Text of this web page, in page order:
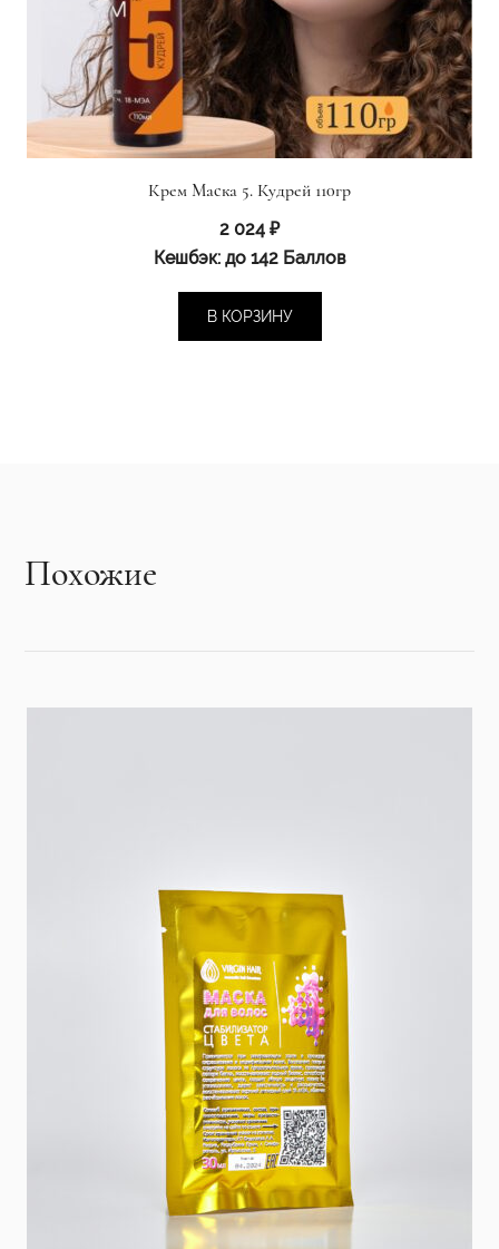
Крем Маска 5. Кудрей 110гр
2 024 ₽
Кешбэк: до 142 Баллов
В КОРЗИНУ
Похожие